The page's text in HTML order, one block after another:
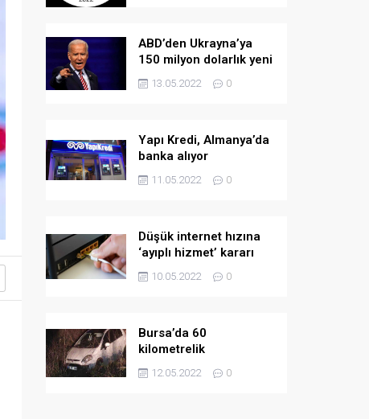
ABD’den Ukrayna’ya
150 milyon dolarlık yeni
askeri yardım
13.05.2022 0
Yapı Kredi, Almanya’da
banka alıyor
11.05.2022 0
Düşük internet hızına
‘ayıplı hizmet’ kararı
10.05.2022 0
Bursa’da 60
kilometrelik
kovalamaca!
12.05.2022 0